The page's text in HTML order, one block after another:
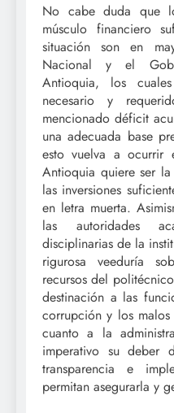
No cabe duda que
músculo financiero
situación son en
Nacional y el
Antioquia, los
necesario y
mencionado déficit
una adecuada base
esto vuelva a ocurrir
Antioquia quiere ser
las inversiones
en letra muerta.
las autoridades
disciplinarias de la
rigurosa veeduría
recursos del
destinación a las
corrupción y los
cuanto a la
imperativo su deber
transparencia e
permitan asegurarla y